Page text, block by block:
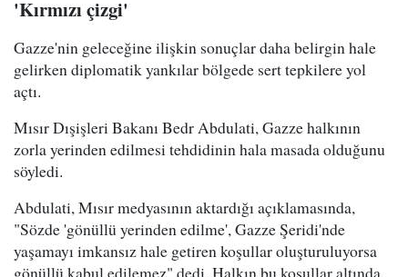
'Kırmızı çizgi'
Gazze'nin geleceğine ilişkin sonuçlar daha belirgin hale
gelirken diplomatik yankılar bölgede sert tepkilere yol
açtı.
Mısır Dışişleri Bakanı Bedr Abdulati, Gazze halkının
zorla yerinden edilmesi tehdidinin hala masada olduğunu
söyledi.
Abdulati, Mısır medyasının aktardığı açıklamasında,
"Sözde 'gönüllü yerinden edilme', Gazze Şeridi'nde
yaşamayı imkansız hale getiren koşullar oluşturuluyorsa
gönüllü kabul edilemez" dedi. Halkın bu koşullar altında